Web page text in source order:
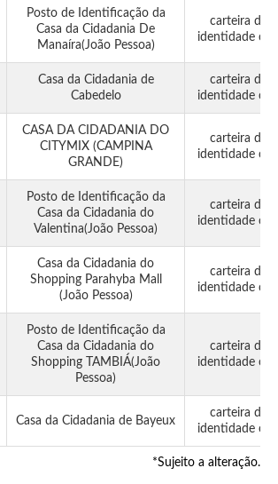
Posto de Identificação da
Casa da Cidadania De
Manaíra(João Pessoa)
carteira de
identidade civil
Casa da Cidadania de
Cabedelo
carteira de
identidade civil
CASA DA CIDADANIA DO
CITYMIX (CAMPINA
GRANDE)
carteira de
identidade civil
Posto de Identificação da
Casa da Cidadania do
Valentina(João Pessoa)
carteira de
identidade civil
Casa da Cidadania do
Shopping Parahyba Mall
(João Pessoa)
carteira de
identidade civil
Posto de Identificação da
Casa da Cidadania do
Shopping TAMBIÁ(João
Pessoa)
carteira de
identidade civil
Casa da Cidadania de Bayeux
carteira de
identidade civil
*Sujeito a alteração.